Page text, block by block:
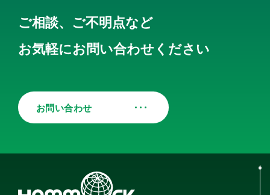
ご相談、ご不明点など
お気軽にお問い合わせください
お問い合わせ